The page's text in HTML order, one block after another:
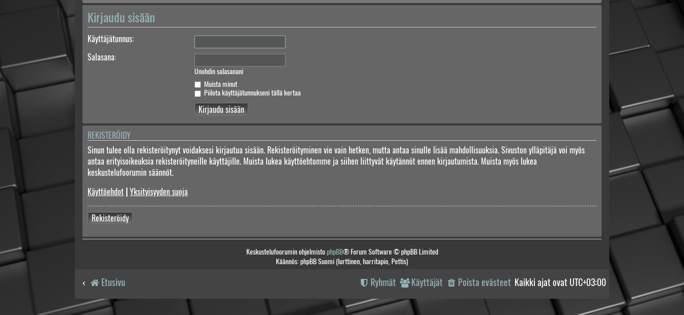
Kirjaudu sisään
Käyttäjätunnus:
Salasana:
Unohdin salasanani
Muista minut
Piilota käyttäjätunnukseni tällä kertaa
REKISTERÖIDY
Sinun tulee olla rekisteröitynyt voidaksesi kirjautua sisään. Rekisteröityminen vie vain hetken, mutta antaa sinulle lisää mahdollisuuksia. Sivuston ylläpitäjä voi myös
antaa erityisoikeuksia rekisteröityneille käyttäjille. Muista lukea käyttöehtomme ja siihen liittyvät käytännöt ennen kirjautumista. Muista myös lukea
keskustelufoorumin säännöt.
Käyttöehdot | Yksityisyyden suoja
Rekisteröidy
Keskustelufoorumin ohjelmistophpBB® Forum Software © phpBB Limited
Käännös: phpBB Suomi (lurttinen, harritapio, Pettis)
Etusivu Kaikki ajat ovat UTC+03:00
Poista evästeet
Käyttäjät
Ryhmät